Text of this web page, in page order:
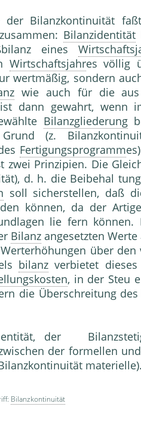
Bilanzkontinuität
Bilanzidentität
eines
Wirtschaftsjahres völlig
wertmäßig, sondern
wie auch für die
dann gewahrt, wenn
Bilanzgliederung
(z.
Fertigungsprogramm
Prinzipien. Die
d. h. die Beibehal
soll sicherstellen, daß
können, da der
lie fern können.
Bilanz angesetzten
über den
bilanz verbietet
, in der Steu
die Überschreitung
der
der formellen
materielle).
Bilanzkontinuität